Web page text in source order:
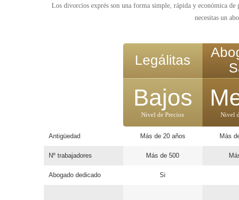
Los divorcios exprés son una forma simple, rápida y económica
necesitas un
Antigüedad
Nº trabajadores
Abogado dedicado
Legálitas
Bajos
Nivel de Precios
Más de 20 años
Más de 500
Si
Nivel
Más